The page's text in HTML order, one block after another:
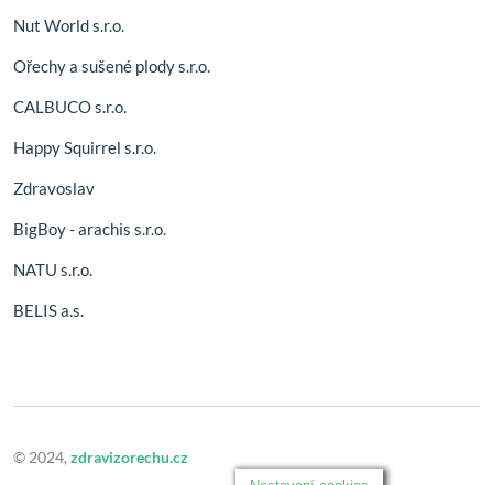
Nut World s.r.o.
Ořechy a sušené plody s.r.o.
CALBUCO s.r.o.
Happy Squirrel s.r.o.
Zdravoslav
BigBoy - arachis s.r.o.
NATU s.r.o.
BELIS a.s.
© 2024, zdravizorechu.cz